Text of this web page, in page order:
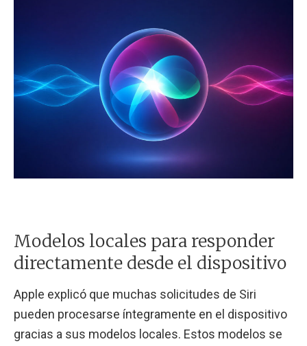
Modelos locales para responder
directamente desde el dispositivo
Apple explicó que muchas solicitudes de Siri
pueden procesarse íntegramente en el dispositivo
gracias a sus modelos locales. Estos modelos se